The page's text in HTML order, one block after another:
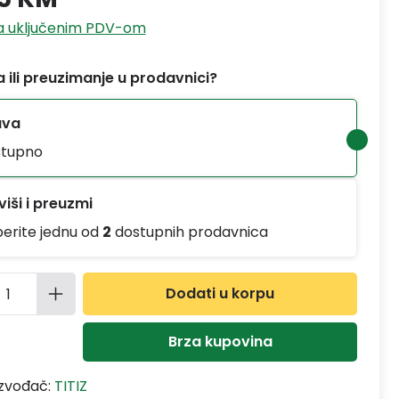
uključenim PDV-om
ili preuzimanje u prodavnici?
i preuzmi
jednu od 2 dostupnih prodavnica
proizvoda: Unesite željenu
Dodati u korpu
Brza kupovina
TITIZ